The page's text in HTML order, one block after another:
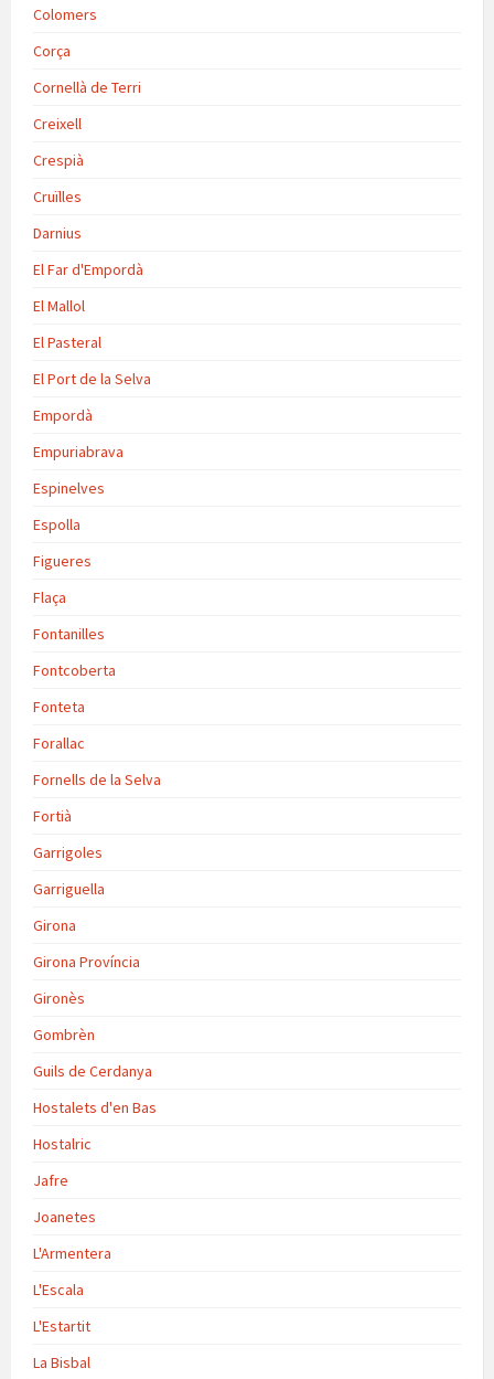
Colomers
Corça
Cornellà de Terri
Creixell
Crespià
Cruïlles
Darnius
El Far d'Empordà
El Mallol
El Pasteral
El Port de la Selva
Empordà
Empuriabrava
Espinelves
Espolla
Figueres
Flaça
Fontanilles
Fontcoberta
Fonteta
Forallac
Fornells de la Selva
Fortià
Garrigoles
Garriguella
Girona
Girona Província
Gironès
Gombrèn
Guils de Cerdanya
Hostalets d'en Bas
Hostalric
Jafre
Joanetes
L'Armentera
L'Escala
L'Estartit
La Bisbal